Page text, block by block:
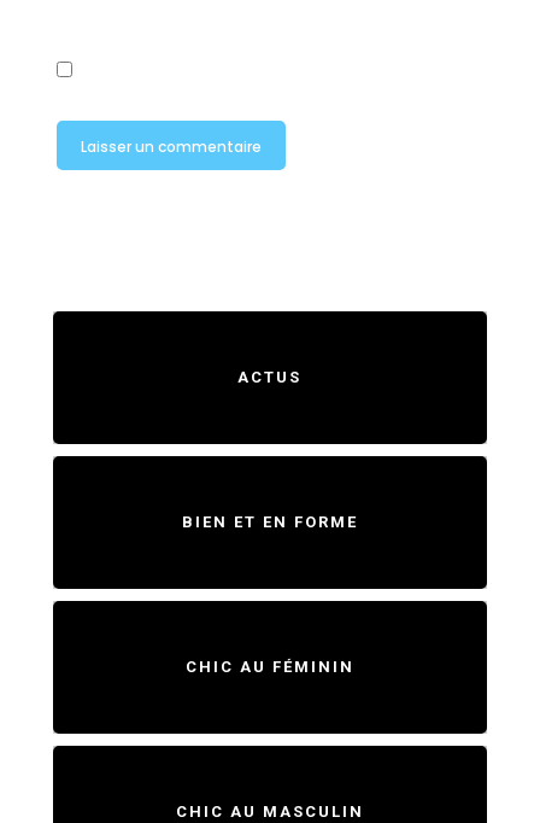
ACTUS
BIEN ET EN FORME
CHIC AU FÉMININ
CHIC AU MASCULIN